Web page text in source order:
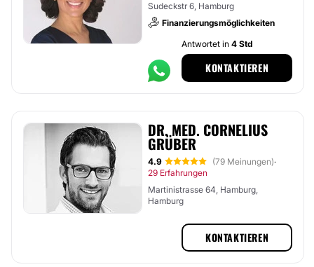
Sudeckstr 6, Hamburg
Finanzierungsmöglichkeiten
Antwortet in 4 Std
KONTAKTIEREN
DR. MED. CORNELIUS
GRÜBER
4.9 (79 Meinungen)·
29 Erfahrungen
Martinistrasse 64, Hamburg,
Hamburg
KONTAKTIEREN